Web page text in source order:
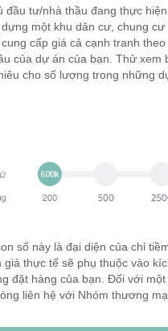
đầu tư/nhà thầu đang thực
một khu dân cư, chung cư
cấp giá cả cạnh tranh
của dự án của bạn. Thử xem
cho số lượng trong những
số này là đại diện của chỉ
giá thực tế sẽ phụ thuộc vào
đặt hàng của bạn. Đối với một
liên hệ với Nhóm thương